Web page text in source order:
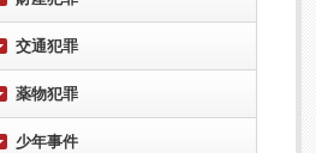
交通犯罪
薬物犯罪
少年事件